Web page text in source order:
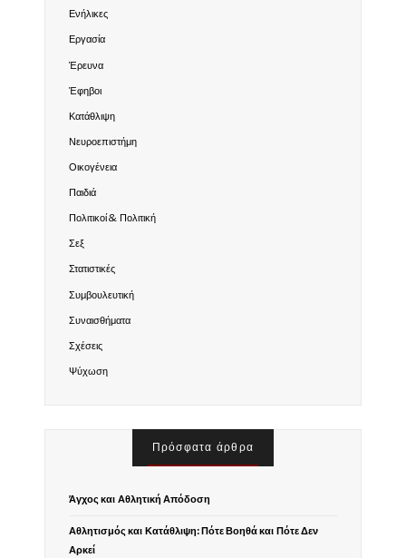
Ενήλικες
Εργασία
Έρευνα
Έφηβοι
Κατάθλιψη
Νευροεπιστήμη
Οικογένεια
Παιδιά
Πολιτικοί & Πολιτική
Σεξ
Στατιστικές
Συμβουλευτική
Συναισθήματα
Σχέσεις
Ψύχωση
Πρόσφατα άρθρα
Άγχος και Αθλητική Απόδοση
Αθλητισμός και Κατάθλιψη: Πότε Βοηθά και Πότε Δεν
Αρκεί